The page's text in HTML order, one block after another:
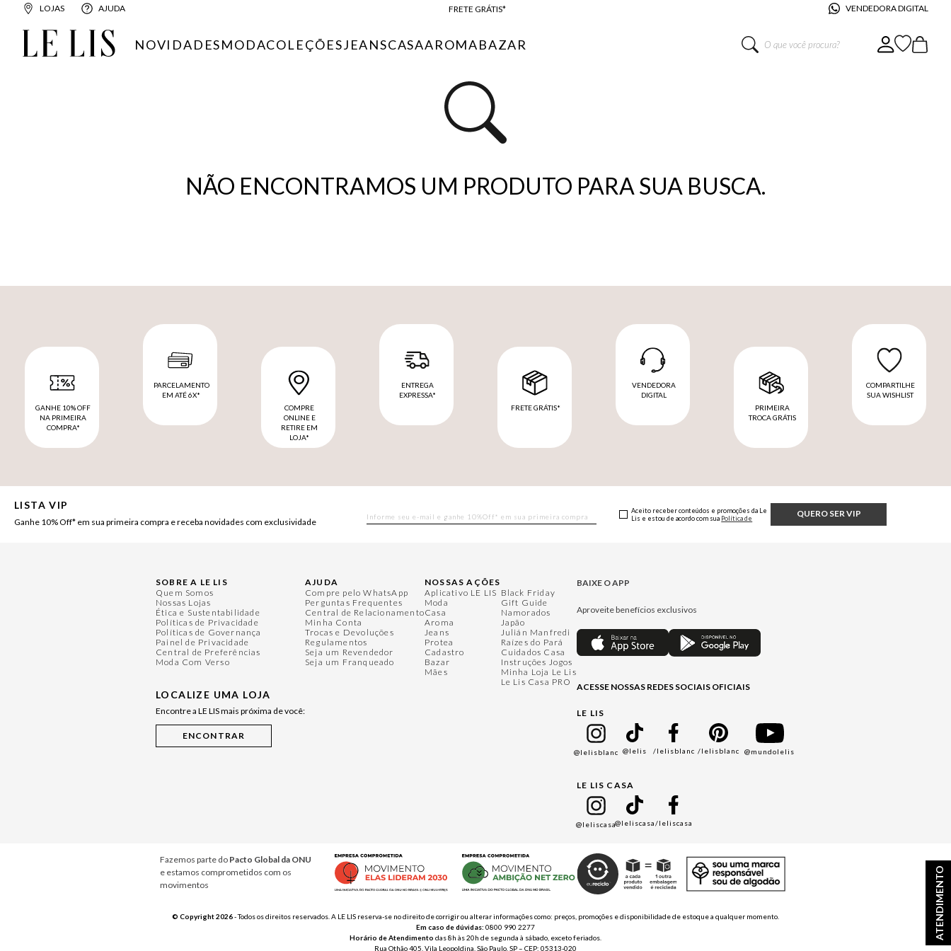
LOJAS AJUDA
FRETE GRÁTIS*
10% OFF NA PRIMEIRA COMPRA*
VENDEDORA DIGITAL
ATENDIMENTO
NOVIDADESMODACOLEÇÕESJEANSCASAAROMABAZAR
O que você procura?
NÃO ENCONTRAMOS UM PRODUTO PARA SUA BUSCA.
GANHE 10% OFF
NA PRIMEIRA
COMPRA*
PARCELAMENTO
EM ATÉ 6X*
COMPRE
ONLINE E
RETIRE EM
LOJA*
ENTREGA
EXPRESSA*
FRETE GRÁTIS*
VENDEDORA
DIGITAL
PRIMEIRA
TROCA GRÁTIS
COMPARTILHE
SUA WISHLIST
LISTA VIP
Ganhe 10% Off* em sua primeira compra e receba novidades com exclusividade
QUERO SER VIP
Aceito receber conteúdos e promoções da Le
Lis e estou de acordo com sua Política de
SOBRE A LE LIS
Quem Somos
Nossas Lojas
Ética e Sustentabilidade
Políticas de Privacidade
Políticas de Governança
Painel de Privacidade
Central de Preferências
Moda Com Verso
LOCALIZE UMA LOJA
Encontre a LE LIS mais próxima de você:
AJUDA
Compre pelo WhatsApp
Perguntas Frequentes
Central de Relacionamento
Minha Conta
Trocas e Devoluções
Regulamentos
Seja um Revendedor
Seja um Franqueado
NOSSAS AÇÕES
Aplicativo LE LIS
Moda
Casa
Aroma
Jeans
Protea
Cadastro
Bazar
Mães
Black Friday
Gift Guide
Namorados
Japão
Julián Manfredi
Raízes do Pará
Cuidados Casa
Instruções Jogos
Minha Loja Le Lis
Le Lis Casa PRO
BAIXE O APP
Aproveite benefícios exclusivos
ACESSE NOSSAS REDES SOCIAIS OFICIAIS
LE LIS
@lelisblanc @lelis /lelisblanc /lelisblanc @mundolelis
LE LIS CASA
@leliscasa@leliscasa/leliscasa
Fazemos parte do Pacto Global da ONU
e estamos comprometidos com os
movimentos
© Copyright 2026- Todos os direitos reservados. A LE LIS reserva-se no direito de corrigir ou alterar informações como: preços, promoções e disponibilidade de estoque a qualquer momento.
Em caso de dúvidas: 0800 990 2277
Horário de Atendimento das 8h às 20h de segunda à sábado, exceto feriados.
Rua Othão 405, Vila Leopoldina, São Paulo, SP – CEP: 05313-020